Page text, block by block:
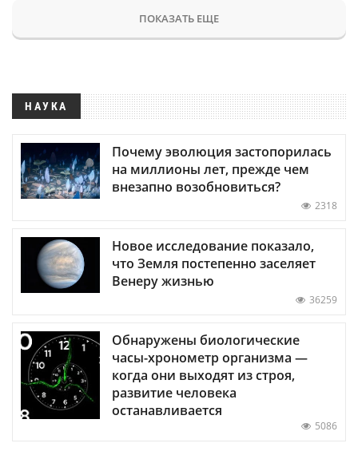
ПОКАЗАТЬ ЕЩЕ
НАУКА
Почему эволюция застопорилась
на миллионы лет, прежде чем
внезапно возобновиться?
2318
Новое исследование показало,
что Земля постепенно заселяет
Венеру жизнью
36259
Обнаружены биологические
часы-хронометр организма —
когда они выходят из строя,
развитие человека
останавливается
5086